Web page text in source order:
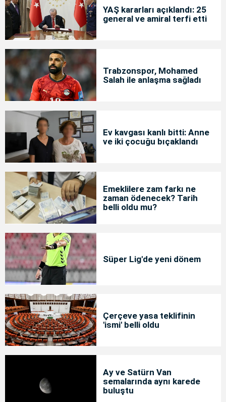
YAŞ kararları açıklandı: 25
general ve amiral terfi etti
Trabzonspor, Mohamed
Salah ile anlaşma sağladı
Ev kavgası kanlı bitti: Anne
ve iki çocuğu bıçaklandı
Emeklilere zam farkı ne
zaman ödenecek? Tarih
belli oldu mu?
Süper Lig'de yeni dönem
Çerçeve yasa teklifinin
'ismi' belli oldu
Ay ve Satürn Van
semalarında aynı karede
buluştu